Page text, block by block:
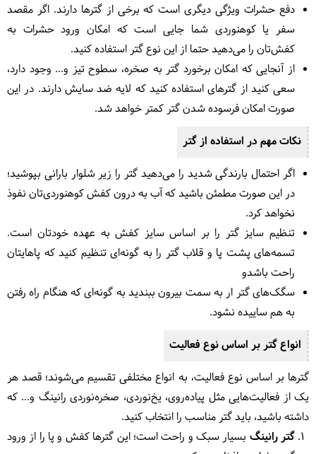
دفع حشرات ویژگی دیگری است که برخی از گترها دارند. اگر مقصد
سفر یا کوهنوردی شما جایی است که امکان ورود حشرات به
کفش‌تان را می‌دهید حتما از این نوع گتر استفاده کنید.
از آنجایی که امکان برخورد گتر به صخره، سطوح تیز و... وجود دارد،
سعی کنید از گترهای استفاده کنید که لایه ضد سایش دارند. در این
صورت امکان فرسوده شدن گتر کمتر خواهد شد.
نکات مهم در استفاده از گتر
اگر احتمال بارندگی شدید را می‌دهید گتر را زیر شلوار بارانی بپوشید؛
در این صورت مطمئن باشید که آب به درون کفش کوهنوردی‌تان نفوذ
نخواهد کرد.
تنظیم سایز گتر را بر اساس سایز کفش به عهده خودتان است.
تسمه‌های پشت پا و قلاب گتر را به گونه‌ای تنظیم کنید که پاهایتان
راحت باشدو
سگک‌های گتر ار به سمت بیرون ببندید به گونه‌ای که هنگام راه رفتن
به هم ساییده نشود.
انواع گتر بر اساس نوع فعالیت
گترها بر اساس نوع فعالیت، به انواع مختلفی تقسیم می‌شوند؛ قصد هر
یک از فعالیت‎‌هایی مثل پیاده‌روی، یخ‌نوردی، صخره‌نوردی رانینگ و... که
داشته باشید، باید گتر مناسب را انتخاب کنید.
گتر رانینگ بسیار سبک و راحت است؛ این گترها کفش و پا را از ورود